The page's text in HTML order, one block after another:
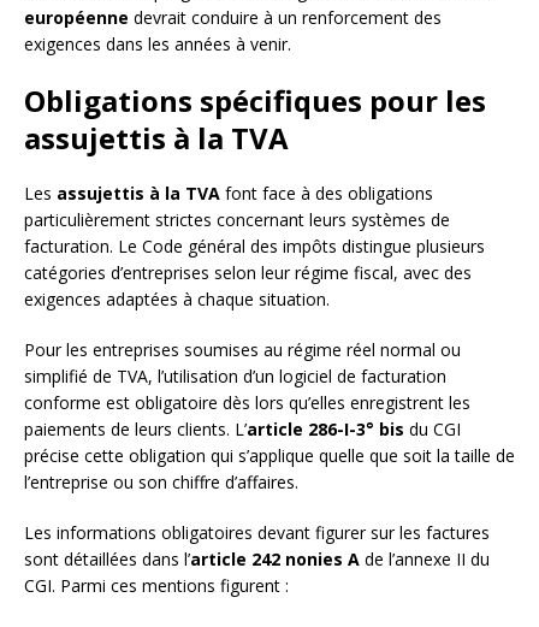
européenne devrait conduire à un renforcement des
exigences dans les années à venir.
Obligations spécifiques pour les
assujettis à la TVA
Les assujettis à la TVA font face à des obligations
particulièrement strictes concernant leurs systèmes de
facturation. Le Code général des impôts distingue plusieurs
catégories d’entreprises selon leur régime fiscal, avec des
exigences adaptées à chaque situation.
Pour les entreprises soumises au régime réel normal ou
simplifié de TVA, l’utilisation d’un logiciel de facturation
conforme est obligatoire dès lors qu’elles enregistrent les
paiements de leurs clients. L’article 286-I-3° bis du CGI
précise cette obligation qui s’applique quelle que soit la taille de
l’entreprise ou son chiffre d’affaires.
Les informations obligatoires devant figurer sur les factures
sont détaillées dans l’article 242 nonies A de l’annexe II du
CGI. Parmi ces mentions figurent :